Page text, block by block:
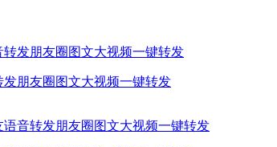
发朋友圈图文大视频一键转发